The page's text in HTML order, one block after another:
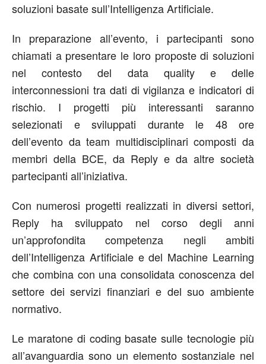
soluzioni basate sull’Intelligenza Artificiale.
In preparazione all’evento, i partecipanti sono
chiamati a presentare le loro proposte di soluzioni
nel contesto del data quality e delle
interconnessioni tra dati di vigilanza e indicatori di
rischio. I progetti più interessanti saranno
selezionati e sviluppati durante le 48 ore
dell’evento da team multidisciplinari composti da
membri della BCE, da Reply e da altre società
partecipanti all’iniziativa.
Con numerosi progetti realizzati in diversi settori,
Reply ha sviluppato nel corso degli anni
un’approfondita competenza negli ambiti
dell’Intelligenza Artificiale e del Machine Learning
che combina con una consolidata conoscenza del
settore dei servizi finanziari e del suo ambiente
normativo.
Le maratone di coding basate sulle tecnologie più
all’avanguardia sono un elemento sostanziale nel